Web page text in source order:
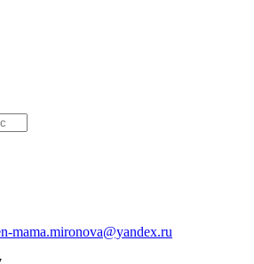
mama.mironova@yandex.ru